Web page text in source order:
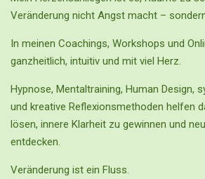
Veränderung nicht Angst macht –
In meinen Coachings, Workshops und
ganzheitlich, intuitiv und mit viel Herz.
Hypnose, Mentaltraining, Human Design,
und kreative Reflexionsmethoden helfen
lösen, innere Klarheit zu gewinnen und
entdecken.
Veränderung ist ein Fluss.